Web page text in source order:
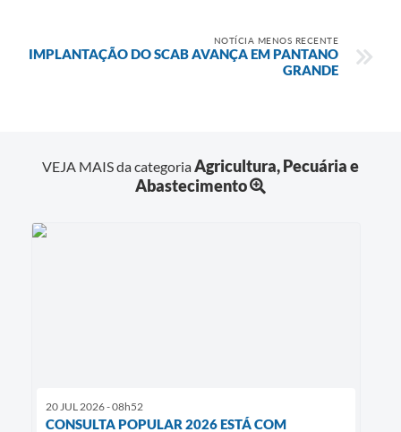
NOTÍCIA MENOS RECENTE
IMPLANTAÇÃO DO SCAB AVANÇA EM PANTANO
GRANDE
VEJA MAIS da categoriaAgricultura, Pecuária e
Abastecimento
20 JUL 2026 - 08h52
CONSULTA POPULAR 2026 ESTÁ COM